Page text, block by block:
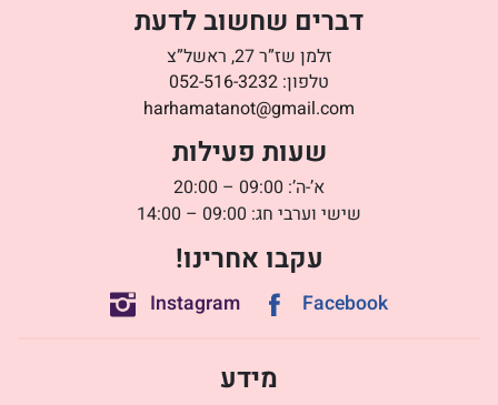
דברים שחשוב לדעת
זלמן שז”ר 27, ראשל”צ
טלפון: 052-516-3232
harhamatanot@gmail.com
שעות פעילות
א’-ה’: 09:00 – 20:00
שישי וערבי חג: 09:00 – 14:00
עקבו אחרינו!
Facebook
Instagram
מידע